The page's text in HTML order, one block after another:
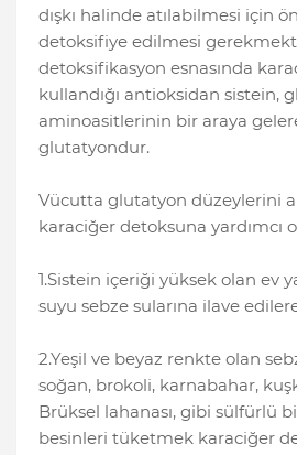
dışkı halinde atılabilmesi için
detoksifiye edilmesi
detoksifikasyon esnasında
kullandığı antioksidan sistein,
aminoasitlerinin bir araya
glutatyondur.
Vücutta glutatyon düzeylerini
karaciğer detoksuna yardımcı
1.Sistein içeriği yüksek olan ev
suyu sebze sularına ilave
2.Yeşil ve beyaz renkte olan
soğan, brokoli, karnabahar,
Brüksel lahanası, gibi sülfürlü
besinleri tüketmek karaciğer